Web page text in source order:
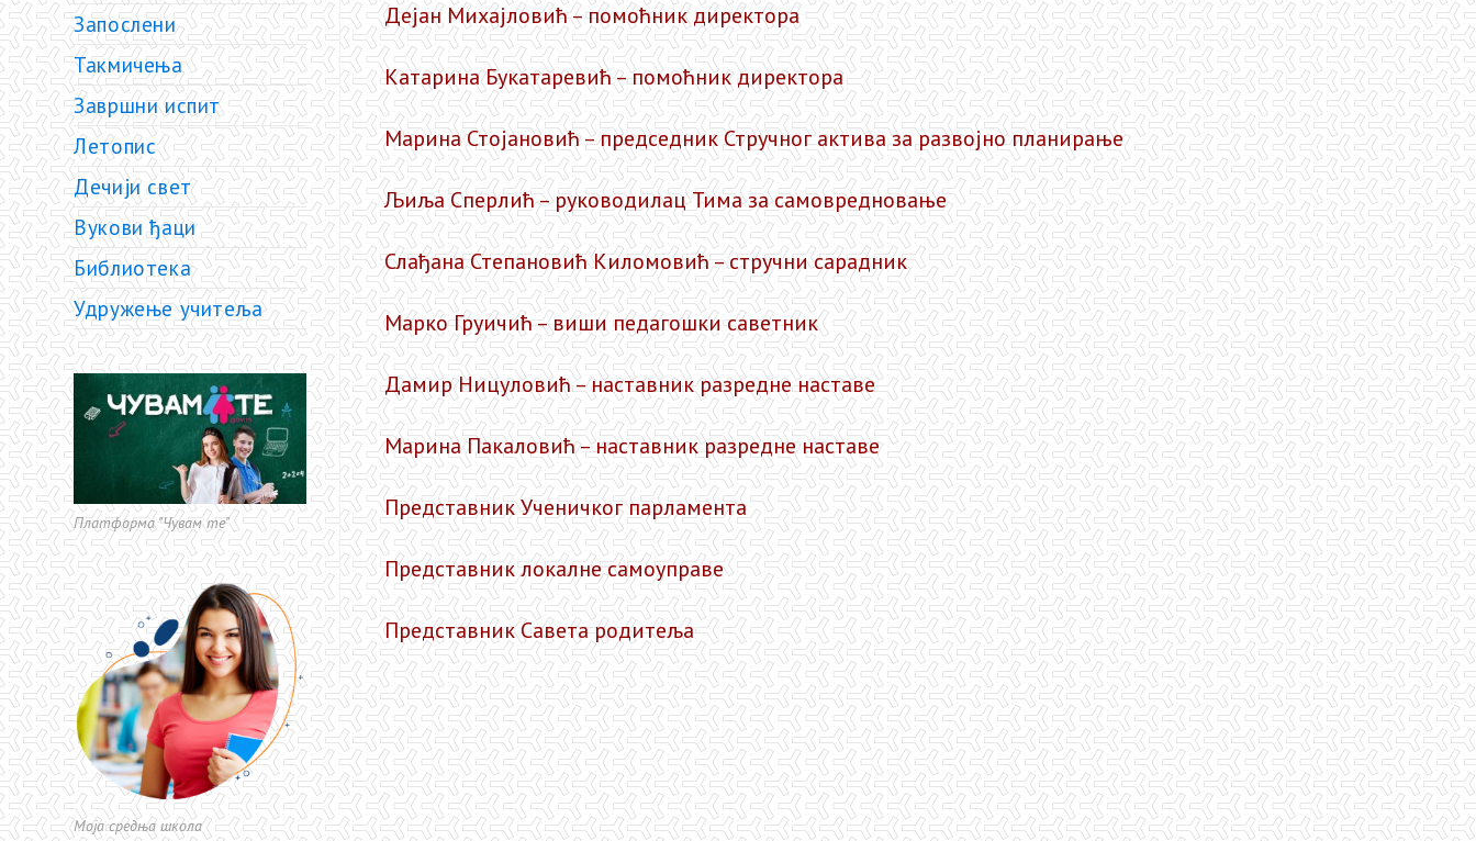
Дејан Михајловић – помоћник директора
Катарина Букатаревић – помоћник директора
Марина Стојановић – председник Стручног актива за развојно планирање
Љиља Сперлић – руководилац Тима за самовредновање
Слађана Степановић Киломовић – стручни сарадник
Марко Груичић – виши педагошки саветник
Дамир Ницуловић – наставник разредне наставе
Марина Пакаловић – наставник разредне наставе
Представник Ученичког парламента
Представник локалне самоуправе
Представник Савета родитеља
Запослени
Такмичења
Завршни испит
Летопис
Дечији свет
Вукови ђаци
Библиотека
Удружење учитеља
Платформа "Чувам те"
Моја средња школа